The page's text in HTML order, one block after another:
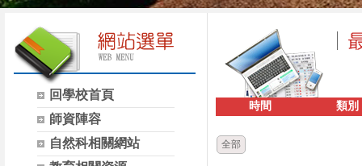
回學校首頁
師資陣容
自然科相關網站
時間 類別
全部